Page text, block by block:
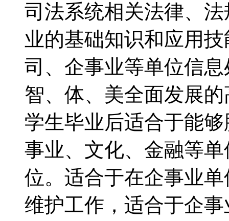
司法系统相关法律、
业的基础知识和应用
司、企事业等单位信
智、体、美全面发展
学生毕业后适合于能
事业、文化、金融等
位。适合于在企事业
维护工作，适合于企